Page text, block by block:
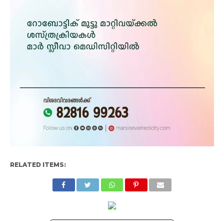
RELATED ITEMS: